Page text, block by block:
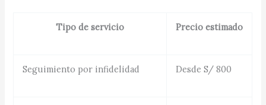
Tipo de servicio Precio estimado
Seguimiento por infidelidad Desde S/ 800